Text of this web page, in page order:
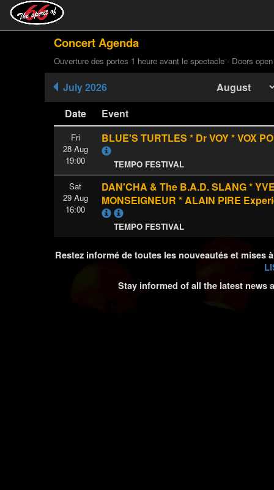
Concert Agenda
Ouverture des portes 1 heure avant le spectacle - Doors
July 2026
Date
Event
Fri
28 Aug
19:00
BLUE'S TURTLES * Dr VOY * VOX
TEMPO FESTIVAL
Sat
29 Aug
16:00
DAN'CHA & The B.A.D. SLANG *
MONSEIGNEUR * ALAIN PIRE
TEMPO FESTIVAL
Restez informé de toutes les nouveautés et
Stay informed of all the latest news